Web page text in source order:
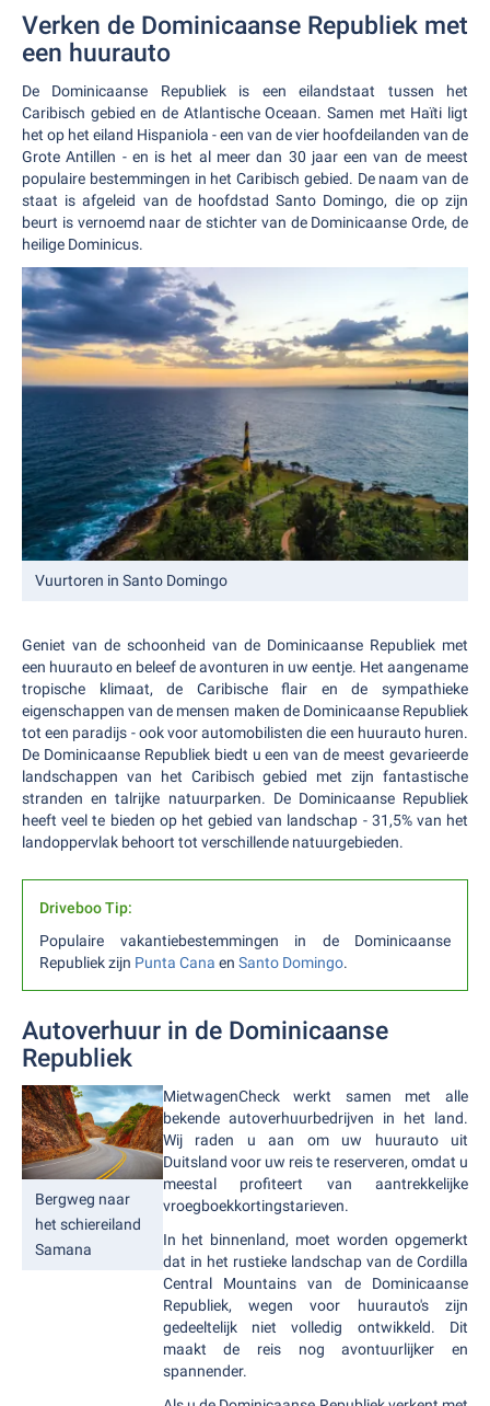
Verken de Dominicaanse Republiek met
een huurauto
De Dominicaanse Republiek is een eilandstaat tussen het
Caribisch gebied en de Atlantische Oceaan. Samen met Haïti ligt
het op het eiland Hispaniola - een van de vier hoofdeilanden van de
Grote Antillen - en is het al meer dan 30 jaar een van de meest
populaire bestemmingen in het Caribisch gebied. De naam van de
staat is afgeleid van de hoofdstad Santo Domingo, die op zijn
beurt is vernoemd naar de stichter van de Dominicaanse Orde, de
heilige Dominicus.
Vuurtoren in Santo Domingo
Geniet van de schoonheid van de Dominicaanse Republiek met
een huurauto en beleef de avonturen in uw eentje. Het aangename
tropische klimaat, de Caribische flair en de sympathieke
eigenschappen van de mensen maken de Dominicaanse Republiek
tot een paradijs - ook voor automobilisten die een huurauto huren.
De Dominicaanse Republiek biedt u een van de meest gevarieerde
landschappen van het Caribisch gebied met zijn fantastische
stranden en talrijke natuurparken. De Dominicaanse Republiek
heeft veel te bieden op het gebied van landschap - 31,5% van het
landoppervlak behoort tot verschillende natuurgebieden.
Driveboo Tip:
Populaire vakantiebestemmingen in de Dominicaanse
Republiek zijn Punta Cana en Santo Domingo.
Autoverhuur in de Dominicaanse
Republiek
Bergweg naar
het schiereiland
Samana
MietwagenCheck werkt samen met alle
bekende autoverhuurbedrijven in het land.
Wij raden u aan om uw huurauto uit
Duitsland voor uw reis te reserveren, omdat u
meestal profiteert van aantrekkelijke
vroegboekkortingstarieven.
In het binnenland, moet worden opgemerkt
dat in het rustieke landschap van de Cordilla
Central Mountains van de Dominicaanse
Republiek, wegen voor huurauto's zijn
gedeeltelijk niet volledig ontwikkeld. Dit
maakt de reis nog avontuurlijker en
spannender.